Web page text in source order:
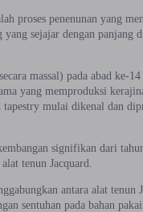
proses penenunan yang
sejajar dengan
massal) pada abad ke-14
yang memproduksi
tapestry mulai dikenal dan
signifikan dari
tenun Jacquard.
antara alat
sentuhan pada bahan